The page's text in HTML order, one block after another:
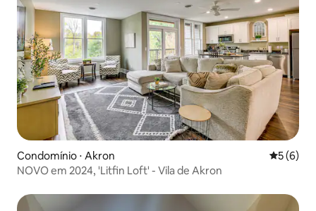
Condomínio ⋅ Akron 5 de
5 (6)
NOVO em 2024, 'Litfin Loft' - Vila de Akron